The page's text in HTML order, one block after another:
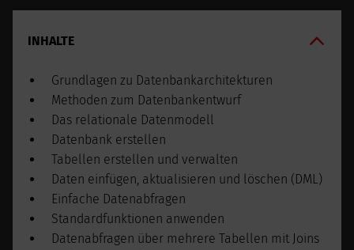
INHALTE
Grundlagen zu Datenbankarchitekturen
Methoden zum Datenbankentwurf
Das relationale Datenmodell
Datenbank erstellen
Tabellen erstellen und verwalten
Daten einfügen, aktualisieren und löschen (DML)
Einfache Datenabfragen
Standardfunktionen anwenden
Datenabfragen über mehrere Tabellen mit Joins